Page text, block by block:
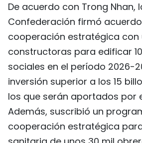
De acuerdo con Trong Nhan,
Confederación firmó
cooperación estratégica con
constructoras para edificar
sociales en el período 2026-
inversión superior a los 15
los que serán aportados por
Además, suscribió un
cooperación estratégica